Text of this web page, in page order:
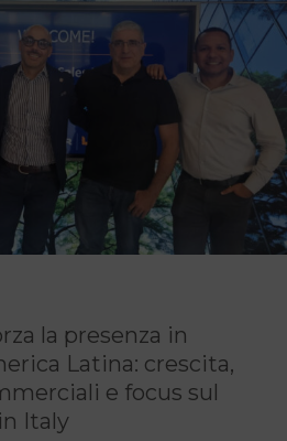
la presenza in
Latina: crescita,
e focus sul
Italy